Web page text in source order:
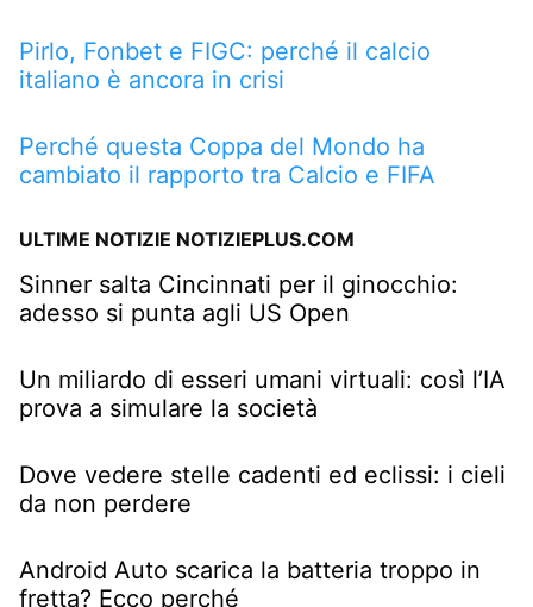
Pirlo, Fonbet e FIGC: perché il calcio
italiano è ancora in crisi
Perché questa Coppa del Mondo ha
cambiato il rapporto tra Calcio e FIFA
ULTIME NOTIZIE NOTIZIEPLUS.COM
Sinner salta Cincinnati per il ginocchio:
adesso si punta agli US Open
Un miliardo di esseri umani virtuali: così l’IA
prova a simulare la società
Dove vedere stelle cadenti ed eclissi: i cieli
da non perdere
Android Auto scarica la batteria troppo in
fretta? Ecco perché